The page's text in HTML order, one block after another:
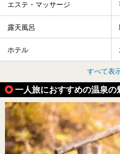
エステ・マッサージ
露天風呂
ホテル
すべて表
一人旅におすすめの温泉の